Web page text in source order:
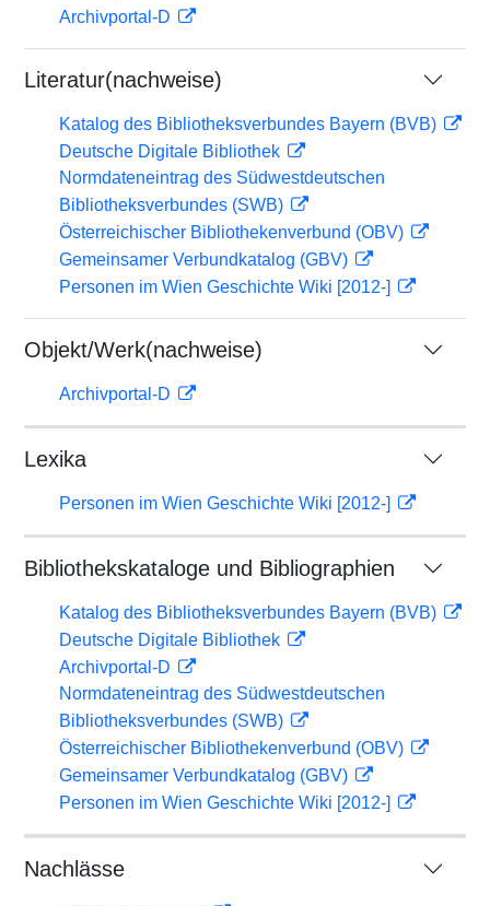
Archivportal-D
Literatur(nachweise)
Katalog des Bibliotheksverbundes Bayern (BVB)
Deutsche Digitale Bibliothek
Normdateneintrag des Südwestdeutschen
Bibliotheksverbundes (SWB)
Österreichischer Bibliothekenverbund (OBV)
Gemeinsamer Verbundkatalog (GBV)
Personen im Wien Geschichte Wiki [2012-]
Objekt/Werk(nachweise)
Archivportal-D
Lexika
Personen im Wien Geschichte Wiki [2012-]
Bibliothekskataloge und Bibliographien
Katalog des Bibliotheksverbundes Bayern (BVB)
Deutsche Digitale Bibliothek
Archivportal-D
Normdateneintrag des Südwestdeutschen
Bibliotheksverbundes (SWB)
Österreichischer Bibliothekenverbund (OBV)
Gemeinsamer Verbundkatalog (GBV)
Personen im Wien Geschichte Wiki [2012-]
Nachlässe